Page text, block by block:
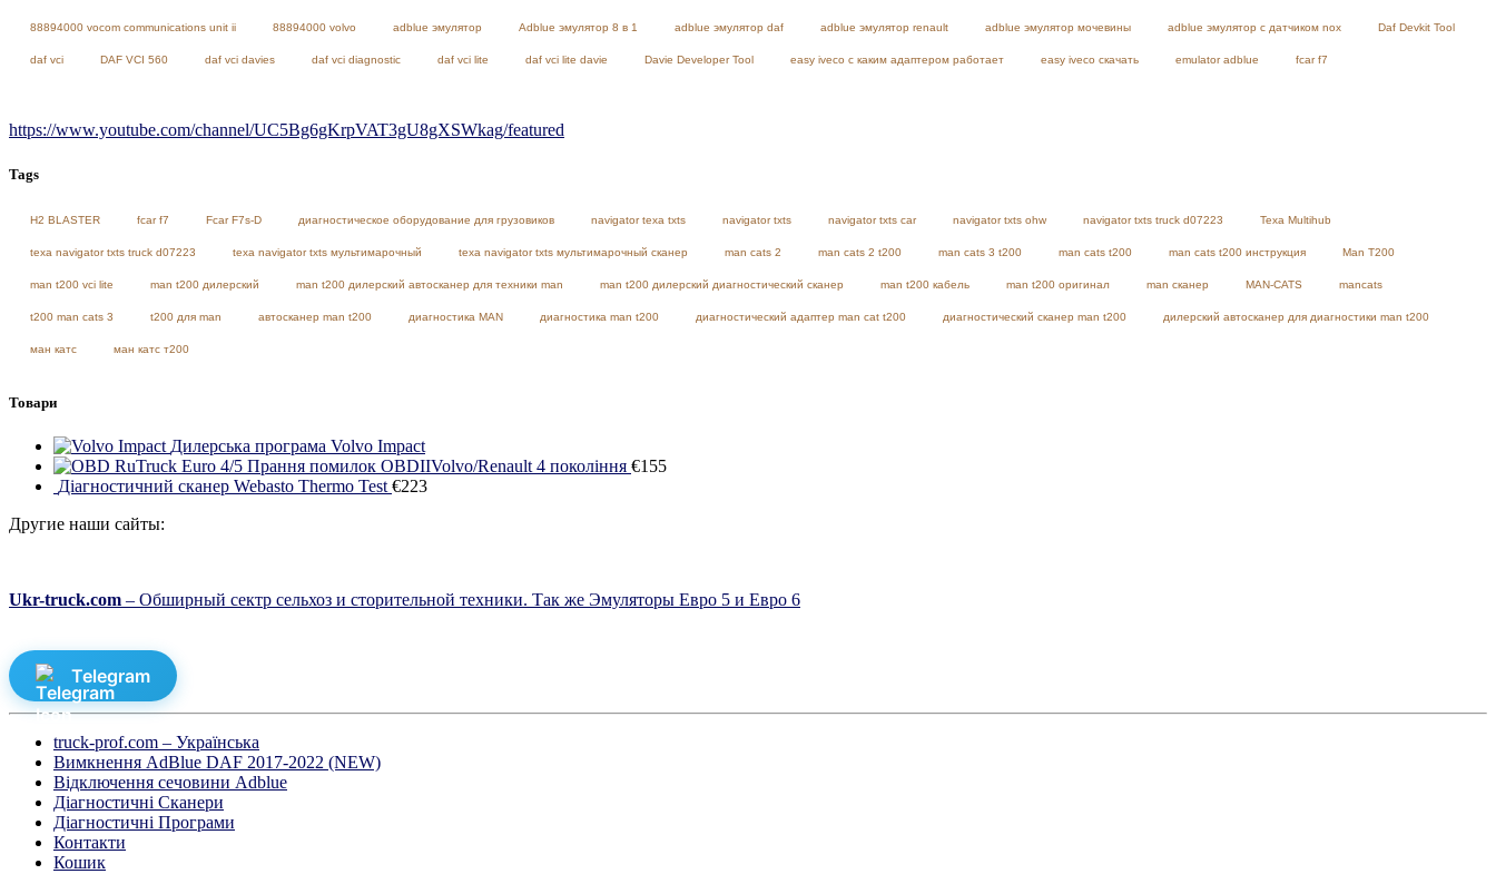
88894000 vocom communications unit ii 88894000 volvo adblue эмулятор Adblue эмулятор 8 в 1 adblue эмулятор daf adblue эмулятор renault adblue эмулятор мочевины adblue эмулятор с датчиком nox Daf Devkit Tool
daf vci DAF VCI 560 daf vci davies daf vci diagnostic daf vci lite daf vci lite davie Davie Developer Tool easy iveco с каким адаптером работает easy iveco скачать emulator adblue fcar f7
https://www.youtube.com/channel/UC5Bg6gKrpVAT3gU8gXSWkag/featured
Tags
H2 BLASTER fcar f7 Fcar F7s-D диагностическое оборудование для грузовиков navigator texa txts navigator txts navigator txts car navigator txts ohw navigator txts truck d07223 Texa Multihub
texa navigator txts truck d07223 texa navigator txts мультимарочный texa navigator txts мультимарочный сканер man cats 2 man cats 2 t200 man cats 3 t200 man cats t200 man cats t200 инструкция Man T200
man t200 vci lite man t200 дилерский man t200 дилерский автосканер для техники man man t200 дилерский диагностический сканер man t200 кабель man t200 оригинал man сканер MAN-CATS mancats
t200 man cats 3 t200 для man автосканер man t200 диагностика MAN диагностика man t200 диагностический адаптер man cat t200 диагностический сканер man t200 дилерский автосканер для диагностики man t200
ман катс ман катс т200
Товари
Дилерська програма Volvo Impact
Прання помилок OBDIIVolvo/Renault 4 покоління €155
Діагностичний сканер Webasto Thermo Test €223
Другие наши сайты:
Ukr-truck.com – Обширный сектр сельхоз и сторительной техники. Так же Эмуляторы Евро 5 и Евро 6
Telegram
truck-prof.com – Українська
Вимкнення AdBlue DAF 2017-2022 (NEW)
Відключення сечовини Adblue
Діагностичні Cканери
Діагностичні Програми
Контакти
Кошик